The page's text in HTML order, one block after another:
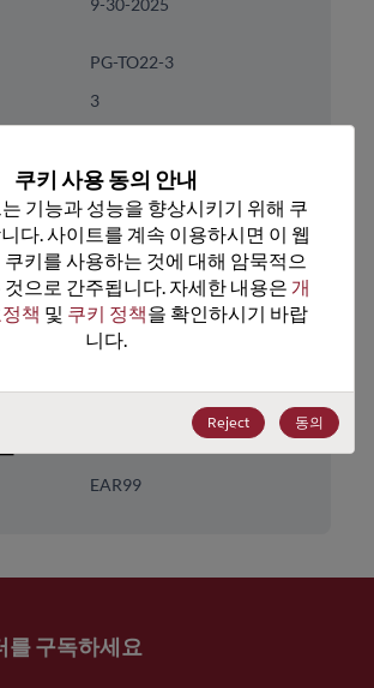
9-30-2025
PG-TO22-3
3
No
Tube
500
Discretes
Transistor
MOSFETs/FETs
EAR99
를 구독하세요
쿠키 사용 동의 안내
기능과 성능을 향상시키기 위해 쿠
다. 사이트를 계속 이용하시면 이 웹
키를 사용하는 것에 대해 암묵적으
것으로 간주됩니다. 자세한 내용은 개
책 및 쿠키 정책을 확인하시기 바랍
니다.
Reject 동의